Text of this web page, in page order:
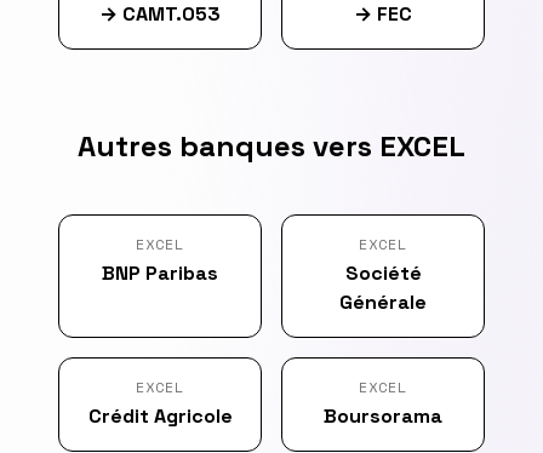
→ CAMT.053
→ FEC
Autres banques vers EXCEL
EXCEL
BNP Paribas
EXCEL
Société
Générale
EXCEL
Crédit Agricole
EXCEL
Boursorama